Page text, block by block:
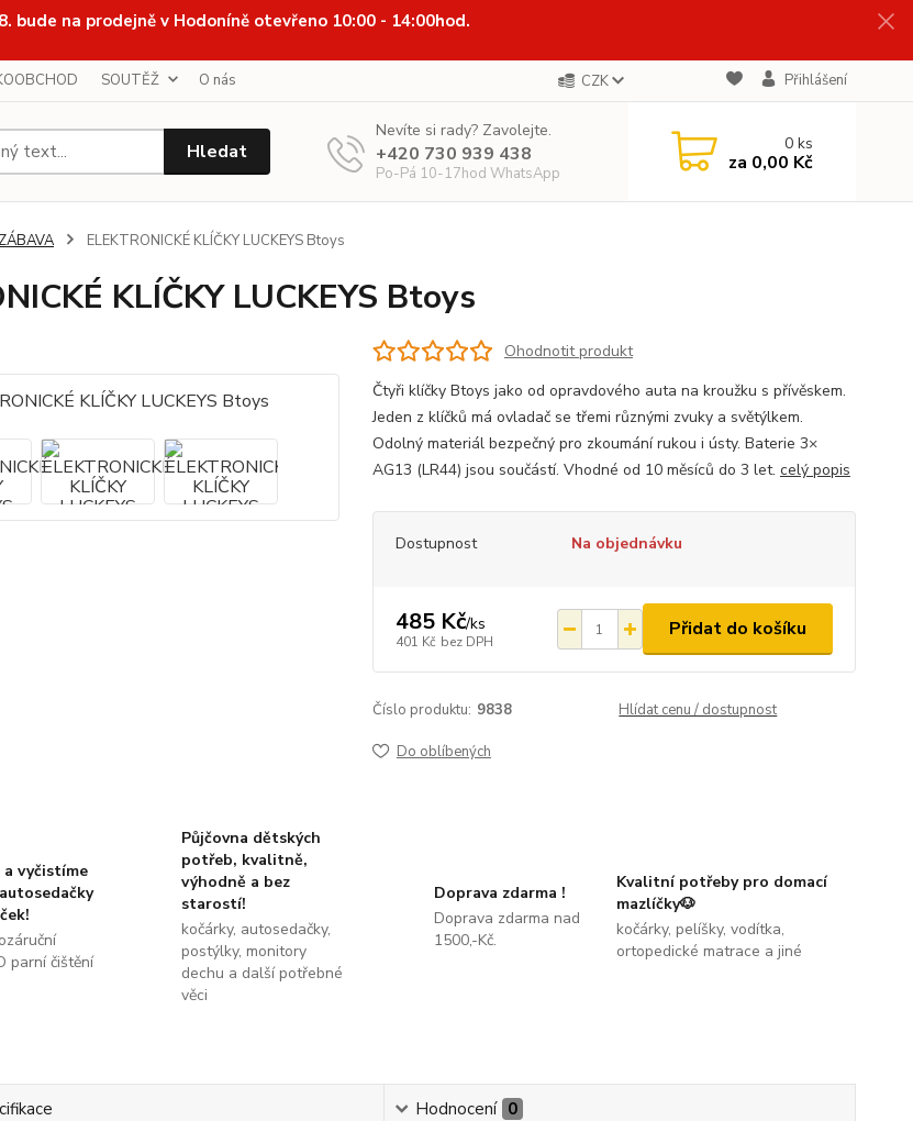
bude na prodejně v Hodoníně otevřeno 10:00 - 14:00hod.
SOUTĚŽ O nás CZK Přihlášení
Hledat
Nevíte si rady? Zavolejte.
+420 730 939 438
Po-Pá 10-17hod WhatsApp
0ks
za 0,00 Kč
ELEKTRONICKÉ KLÍČKY LUCKEYS Btoys
KLÍČKY LUCKEYS Btoys
Ohodnotit produkt
Čtyři klíčky Btoys jako od opravdového auta na kroužku s přívěskem.
Jeden z klíčků má ovladač se třemi různými zvuky a světýlkem.
Odolný materiál bezpečný pro zkoumání rukou i ústy. Baterie 3×
AG13 (LR44) jsou součástí. Vhodné od 10 měsíců do 3 let. celý popis
Dostupnost Na objednávku
485 Kč/ks
401 Kč bez DPH
Přidat do košíku
Číslo produktu: 9838 Hlídat cenu / dostupnost
Do oblíbených
a vyčistíme
parní čištění
Půjčovna dětských
potřeb, kvalitně,
výhodně a bez
starostí!
kočárky, autosedačky,
postýlky, monitory
dechu a další potřebné
věci
Doprava zdarma !
Doprava zdarma nad
1500,-Kč.
Kvalitní potřeby pro domací
mazlíčky🐶
kočárky, pelíšky, vodítka,
ortopedické matrace a jiné
Hodnocení 0